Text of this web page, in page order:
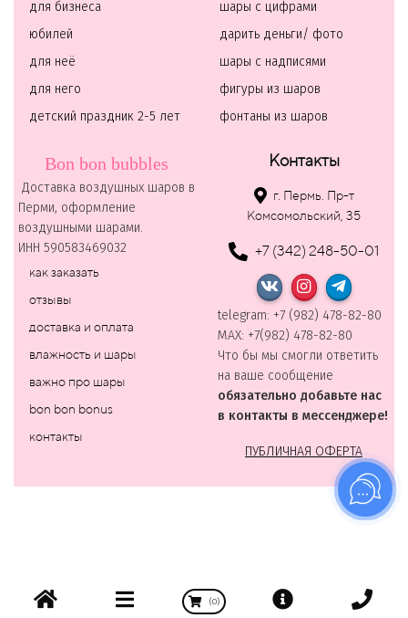
для бизнеса
юбилей
для неё
для него
детский праздник 2-5 лет
шары с цифрами
дарить деньги/ фото
шары с надписями
фигуры из шаров
фонтаны из шаров
Bon bon bubbles
Доставка воздушных шаров в
Перми, оформление
воздушными шарами.
ИНН 590583469032
как заказать
отзывы
доставка и оплата
влажность и шары
важно про шары
bon bon bonus
контакты
Контакты
г. Пермь. Пр-т
Комсомольский, 35
+7 (342) 248-50-01
telegram: +7 (982) 478-82-80
MAХ: +7(982) 478-82-80
Что бы мы смогли ответить
на ваше сообщение
обязательно добавьте нас
в контакты в мессенджере!
ПУБЛИЧНАЯ ОФЕРТА
(0)